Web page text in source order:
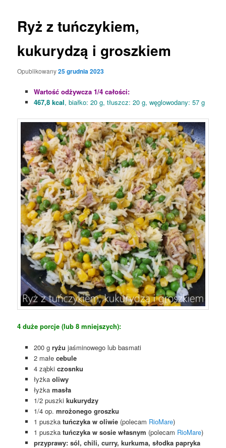
Ryż z tuńczykiem,
kukurydzą i groszkiem
Opublikowany25 grudnia 2023
Wartość odżywcza 1/4 całości:
467,8 kcal, białko: 20 g, tłuszcz: 20 g, węglowodany: 57 g
4 duże porcje (lub 8 mniejszych):
200 g ryżu jaśminowego lub basmati
2 małecebule
4 ząbki czosnku
łyżka oliwy
łyżka masła
1/2 puszkikukurydzy
1/4 op. mrożonego groszku
1 puszka tuńczyka w oliwie(polecam RioMare)
1 puszka tuńczyka w sosie własnym (polecam RioMare)
przyprawy: sól, chili, curry, kurkuma, słodka papryka